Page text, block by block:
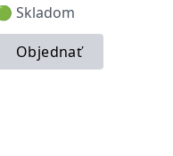
Skladom
Objednať